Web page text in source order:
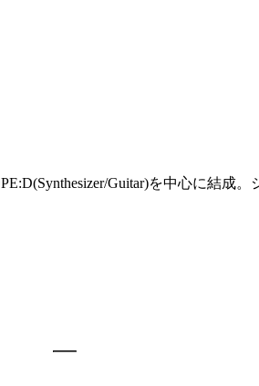
Guitar)を中心に結成